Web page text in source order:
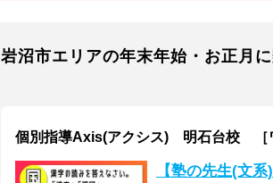
岩沼市エリアの年末年始・お正月
個別指導Axis(アクシス) 明石台校 ［
【塾の先生(文